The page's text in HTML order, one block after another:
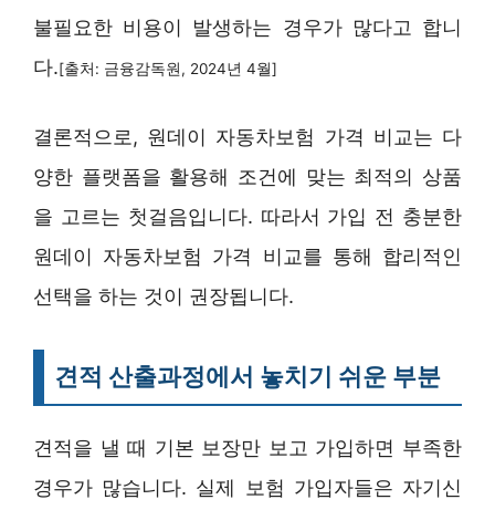
불필요한 비용이 발생하는 경우가 많다고 합니
다.[출처: 금융감독원, 2024년 4월]
결론적으로, 원데이 자동차보험 가격 비교는 다
양한 플랫폼을 활용해 조건에 맞는 최적의 상품
을 고르는 첫걸음입니다. 따라서 가입 전 충분한
원데이 자동차보험 가격 비교를 통해 합리적인
선택을 하는 것이 권장됩니다.
견적 산출과정에서 놓치기 쉬운 부분
견적을 낼 때 기본 보장만 보고 가입하면 부족한
경우가 많습니다. 실제 보험 가입자들은 자기신